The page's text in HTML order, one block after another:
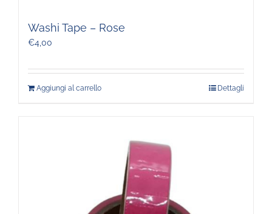
Washi Tape – Rose
€4,00
Aggiungi al carrello Dettagli